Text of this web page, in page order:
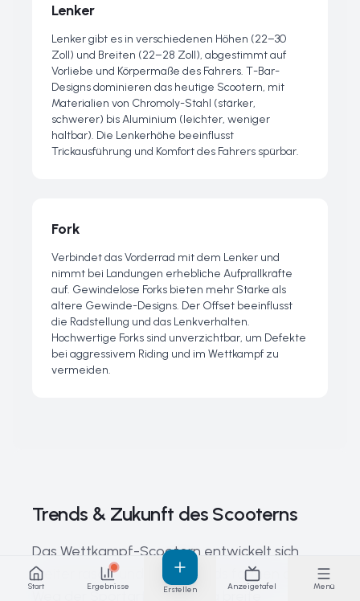
Lenker
Lenker gibt es in verschiedenen Höhen (22–30
Zoll) und Breiten (22–28 Zoll), abgestimmt auf
Vorliebe und Körpermaße des Fahrers. T-Bar-
Designs dominieren das heutige Scootern, mit
Materialien von Chromoly-Stahl (stärker,
schwerer) bis Aluminium (leichter, weniger
haltbar). Die Lenkerhöhe beeinflusst
Trickausführung und Komfort des Fahrers spürbar.
Fork
Verbindet das Vorderrad mit dem Lenker und
nimmt bei Landungen erhebliche Aufprallkräfte
auf. Gewindelose Forks bieten mehr Stärke als
ältere Gewinde-Designs. Der Offset beeinflusst
die Radstellung und das Lenkverhalten.
Hochwertige Forks sind unverzichtbar, um Defekte
bei aggressivem Riding und im Wettkampf zu
vermeiden.
Trends & Zukunft des Scooterns
Das Wettkampf-Scootern entwickelt sich
weiter rasch, und neue Trends formen den
Weg der Sportart in Richtung breite
Start Ergebnisse Erstellen Anzeigetafel Menü